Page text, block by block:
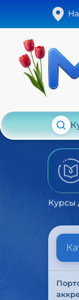
Курсы